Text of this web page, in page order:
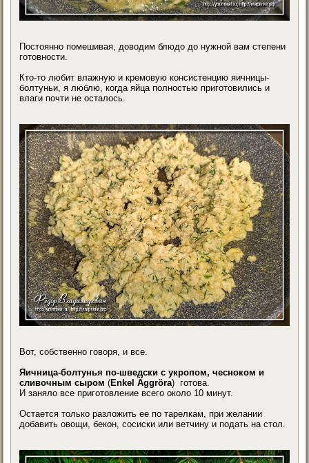
Постоянно помешивая, доводим блюдо до нужной вам степени
готовности.
Кто-то любит влажную и кремовую консистенцию яичницы-
болтуньи, я люблю, когда яйца полностью приготовились и
влаги почти не осталось.
Вот, собственно говоря, и все.
Яичница-болтунья по-шведски с укропом, чесноком и
сливочным сыром (Enkel Äggröra) готова.
И заняло все приготовление всего около 10 минут.
Остается только разложить ее по тарелкам, при желании
добавить овощи, бекон, сосиски или ветчину и подать на стол.